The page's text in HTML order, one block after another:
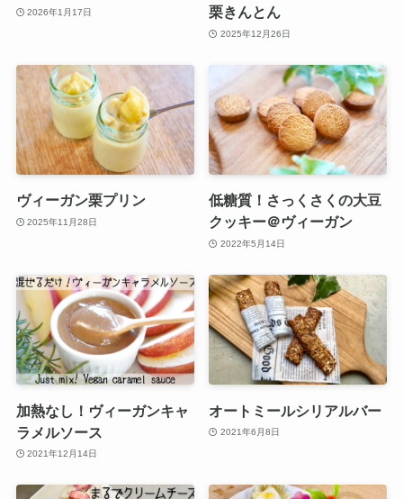
2026年1月17日
栗きんとん
2025年12月26日
ヴィーガン栗プリン
2025年11月28日
低糖質！さっくさくの大豆
クッキー＠ヴィーガン
2022年5月14日
加熱なし！ヴィーガンキャ
ラメルソース
2021年12月14日
オートミールシリアルバー
2021年6月8日